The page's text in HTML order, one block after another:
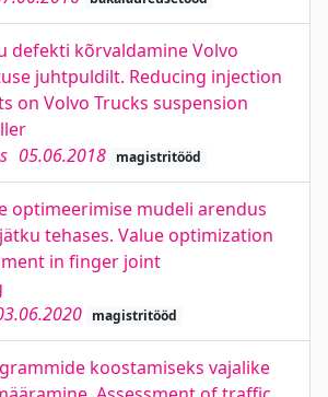
defekti kõrvaldamine Volvo
juhtpuldilt. Reducing injection
on Volvo Trucks suspension
05.06.2018 magistritööd
optimeerimise mudeli arendus
tehases. Value optimization
in finger joint
magistritööd
koostamiseks vajalike